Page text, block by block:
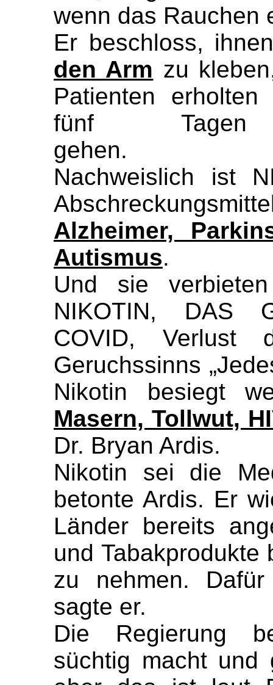
wenn das Rauchen
Er beschloss,
den Arm zu
Patienten
fünf
Nachweislich ist
Alzheimer,
Autismus.
Und sie
NIKOTIN, DAS
COVID, Verlust
Geruchssinns
Nikotin besiegt
Masern, Tollwut,
Dr. Bryan Ardis.
Nikotin sei die
betonte Ardis. Er
Länder bereits
und Tabakprodukte
zu nehmen.
sagte er.
Die Regierung
süchtig macht und